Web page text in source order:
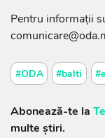
Pentru informații
#ODA #balti
Abonează-te la
multe știri.